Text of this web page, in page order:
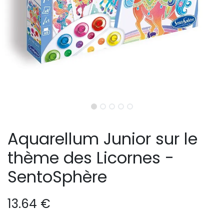
Aquarellum Junior sur le
thème des Licornes -
SentoSphère
13.64 €